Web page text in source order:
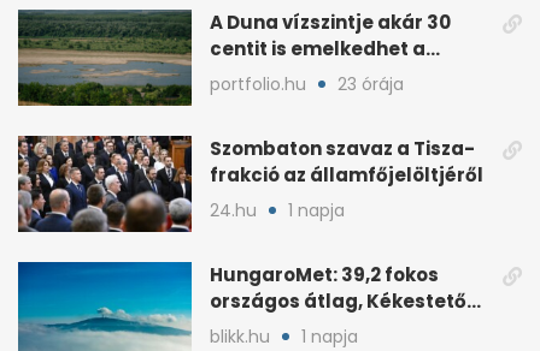
A Duna vízszintje akár 30
centit is emelkedhet a
nyugati esők után
portfolio.hu 23 órája
Szombaton szavaz a Tisza-
frakció az államfőjelöltjéről
24.hu 1 napja
HungaroMet: 39,2 fokos
országos átlag, Kékestetőn
hajszál híján rekord
blikk.hu 1 napja